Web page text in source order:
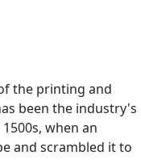
the printing and
been the industry's
when an
and scrambled it to